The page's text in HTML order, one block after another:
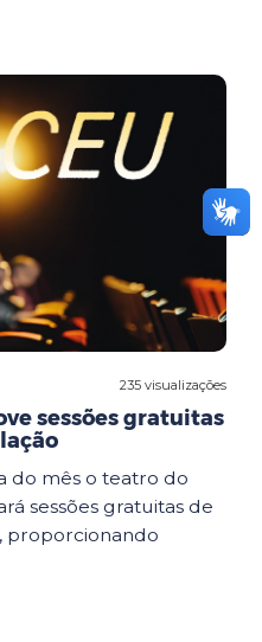
235 visualizações
sessões gratuitas
do mês o teatro do
sessões gratuitas de
proporcionando